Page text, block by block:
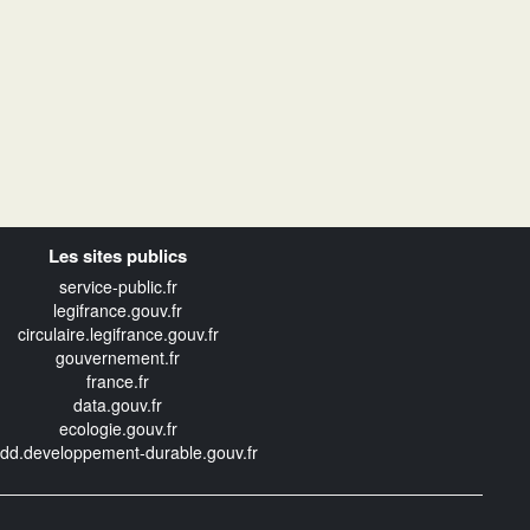
Les sites publics
service-public.fr
legifrance.gouv.fr
circulaire.legifrance.gouv.fr
gouvernement.fr
france.fr
data.gouv.fr
ecologie.gouv.fr
durable.gouv.fr